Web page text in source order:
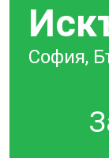
София,